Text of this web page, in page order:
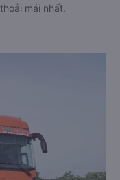
mái nhất.